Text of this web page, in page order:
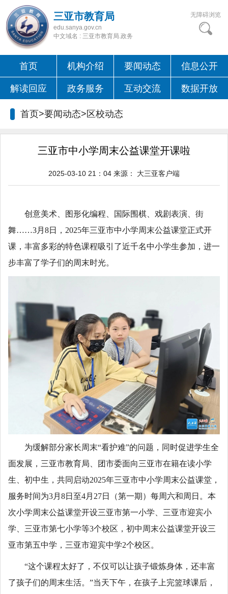
三亚市教育局
edu.sanya.gov.cn
中文域名 : 三亚市教育局.政务
无障碍浏览
首页 机构介绍 要闻动态 信息公开
解读回应 政务服务 互动交流 数据开放
首页>要闻动态>区校动态
三亚市中小学周末公益课堂开课啦
2025-03-10 21：04 来源： 大三亚客户端
创意美术、图形化编程、国际围棋、戏剧表演、街
舞……3月8日，2025年三亚市中小学周末公益课堂正式开
课，丰富多彩的特色课程吸引了近千名中小学生参加，进一
步丰富了学子们的周末时光。
为缓解部分家长周末“看护难”的问题，同时促进学生全
面发展，三亚市教育局、团市委面向三亚市在籍在读小学
生、初中生，共同启动2025年三亚市中小学周末公益课堂，
服务时间为3月8日至4月27日（第一期）每周六和周日。本
次小学周末公益课堂开设三亚市第一小学、三亚市迎宾小
学、三亚市第七小学等3个校区，初中周末公益课堂开设三
亚市第五中学，三亚市迎宾中学2个校区。
“这个课程太好了，不仅可以让孩子锻炼身体，还丰富
了孩子们的周末生活。”当天下午，在孩子上完篮球课后，